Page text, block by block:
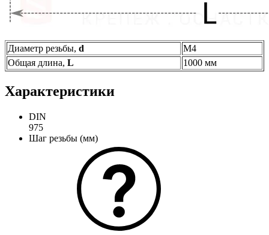
Диаметр резьбы, d
М4
Общая длина, L 1000 мм
Характеристики
DIN
975
Шаг резьбы (мм)